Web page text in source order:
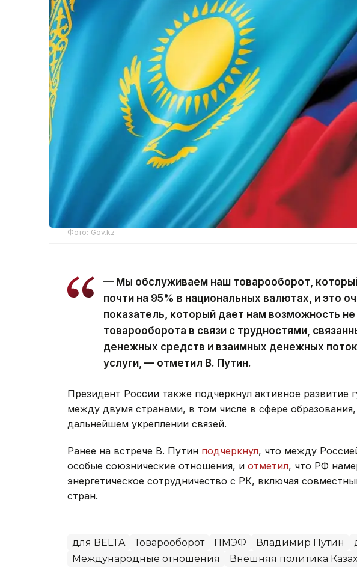
Фото: Gov.kz
— Мы обслуживаем наш товарооборот,
почти на 95% в национальных валютах, и это
показатель, который дает нам возможность
товарооборота в связи с трудностями,
денежных средств и взаимных денежных
услуги, — отметил В. Путин.
Президент России также подчеркнул активное развитие
между двумя странами, в том числе в сфере
дальнейшем укреплении связей.
Ранее на встрече В. Путин подчеркнул, что между
особые союзнические отношения, и отметил, что РФ
энергетическое сотрудничество с РК, включая
стран.
для BELTA Товарооборот ПМЭФ Владимир Путин
Международные отношения
Внешняя политика